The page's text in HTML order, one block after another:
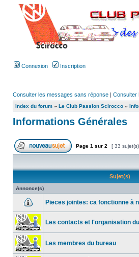
Connexion Inscription
Consulter les messages sans réponse | Consulter
Index du forum » Le Club Passion Scirocco »
Informations Générales
Page 1 sur 2 [ 33
Sujet(s)
Annonce(s)
Pieces jointes: ca fonctionne à
Les contacts et l'organisation
Les membres du bureau